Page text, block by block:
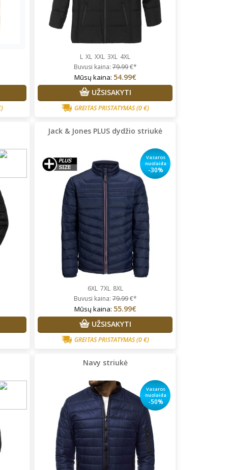
L XL XXL 3XL 4XL
Buvusi kaina:79.99€*
Mūsų kaina: 54.99€
UŽSISAKYTI
GREITAS PRISTATYMAS(0 €)
Jack & Jones PLUS dydžio striukė
Vasaros
nuolaida
-30%
6XL 7XL 8XL
Buvusi kaina:79.99€*
Mūsų kaina: 55.99€
UŽSISAKYTI
GREITAS PRISTATYMAS(0 €)
Navy striukė
Vasaros
nuolaida
-50%